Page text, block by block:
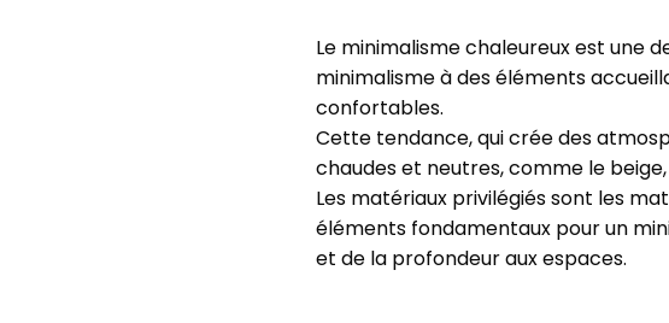
Le minimalisme chaleureux est une
minimalisme à des éléments
confortables.
Cette tendance, qui crée des
chaudes et neutres, comme le
Les matériaux privilégiés sont les
éléments fondamentaux pour un
et de la profondeur aux espaces.